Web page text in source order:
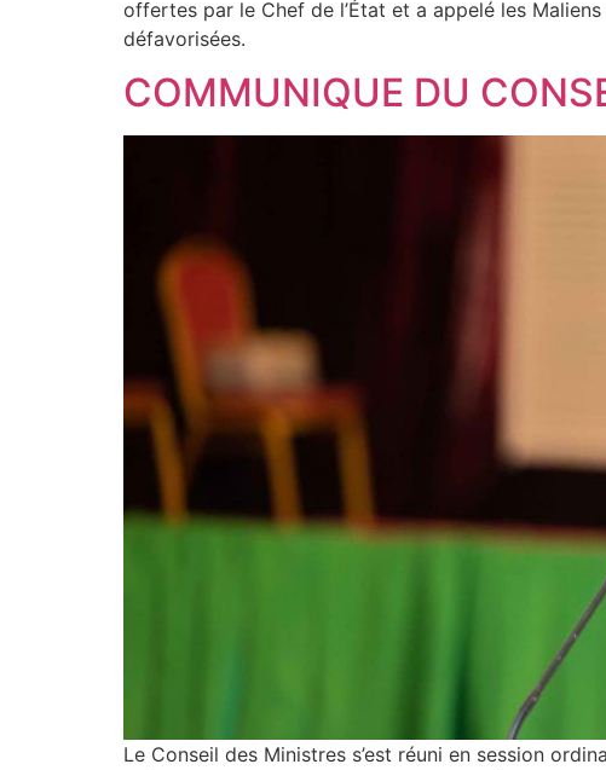
offertes par le Chef de l’État et a appelé les
défavorisées.
COMMUNIQUE DU
Le Conseil des Ministres s’est réuni en session